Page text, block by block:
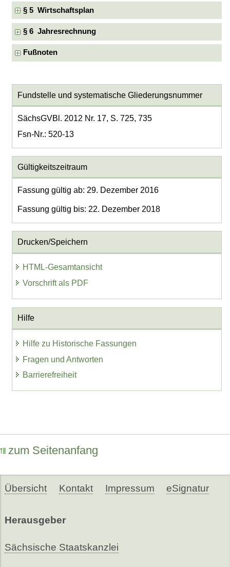
§ 5 Wirtschaftsplan
§ 6 Jahresrechnung
Fußnoten
Fundstelle und systematische Gliederungsnummer
SächsGVBl. 2012 Nr. 17, S. 725, 735
Fsn-Nr.: 520-13
Gültigkeitszeitraum
Fassung gültig ab: 29. Dezember 2016
Fassung gültig bis: 22. Dezember 2018
Drucken/Speichern
HTML-Gesamtansicht
Vorschrift als PDF
Hilfe
Hilfe zu Historische Fassungen
Fragen und Antworten
Barrierefreiheit
zum Seitenanfang
Übersicht Kontakt Impressum eSignatur
Herausgeber
Sächsische Staatskanzlei